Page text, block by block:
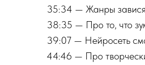
35:34 — Жанры
38:35 — Про то, что
39:07 — Нейросеть
44:46 — Про